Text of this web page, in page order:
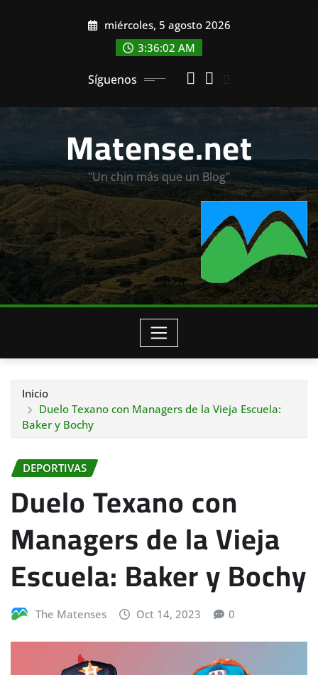
miércoles, 5 agosto 2026
3:36:04 AM
Síguenos
Matense.net
"Un chin más que un Blog"
Inicio
Duelo Texano con Managers de la Vieja Escuela:
Baker y Bochy
DEPORTIVAS
Duelo Texano con
Managers de la Vieja
Escuela: Baker y Bochy
The Matenses Oct 14, 2023 0